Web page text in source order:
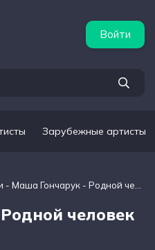
Войти
Зарубежные артисты
- Маша Гончарук - Родной человек
человек